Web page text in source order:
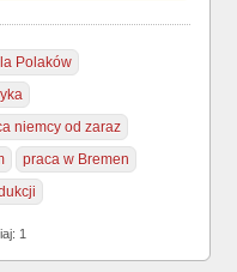
Polaków
niemcy od zaraz
praca w Bremen
1